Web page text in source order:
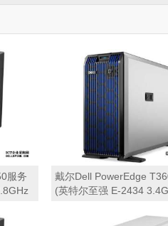
服务
阵列
戴尔Dell PowerEdge
(英特尔至强 E-2434
态硬盘丨集成阵列卡丨三